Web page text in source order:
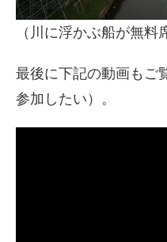
（川に浮かぶ船が無料
最後に下記の動画もご
参加したい）。